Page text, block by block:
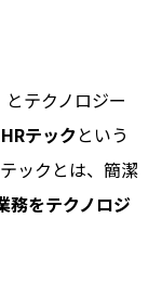
テクノロジー
HRテックという
ックとは、簡潔
務をテクノロジ